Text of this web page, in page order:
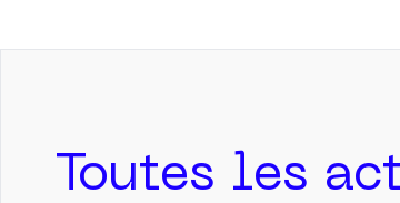
Toutes les